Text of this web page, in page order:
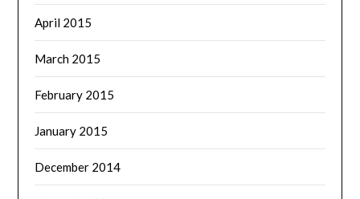
April 2015
March 2015
February 2015
January 2015
December 2014